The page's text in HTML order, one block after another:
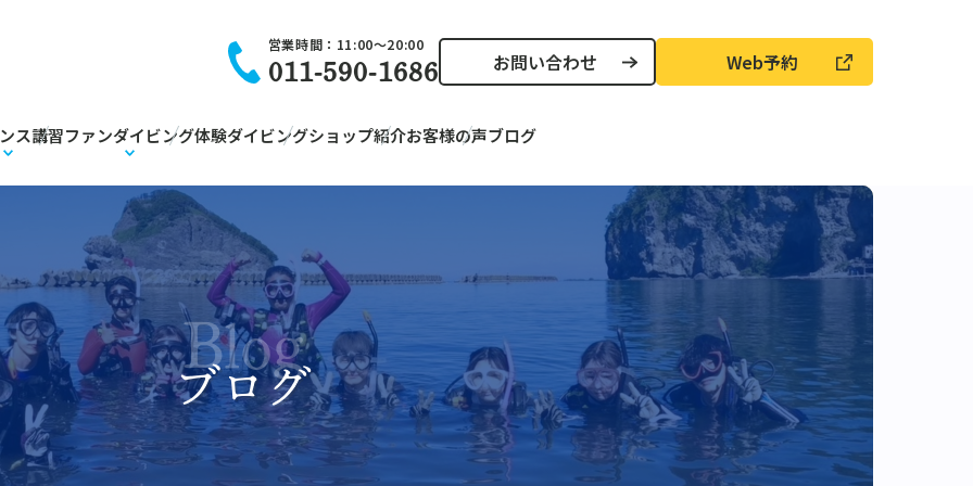
営業時間： 11:00〜20:00
011-590-1686 お問い合わせ Web予約
ス講習ファンダイビング体験ダイビングショップ紹介お客様の声ブログ
Blog
ブログ